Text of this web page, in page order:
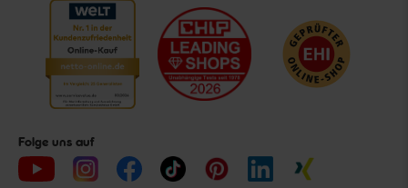
Folge uns auf